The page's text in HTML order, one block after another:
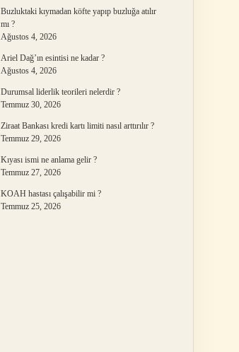
Buzluktaki kıymadan köfte yapıp buzluğa atılır
mı ?
Ağustos 4, 2026
Ariel Dağ’ın esintisi ne kadar ?
Ağustos 4, 2026
Durumsal liderlik teorileri nelerdir ?
Temmuz 30, 2026
Ziraat Bankası kredi kartı limiti nasıl arttırılır ?
Temmuz 29, 2026
Kıyası ismi ne anlama gelir ?
Temmuz 27, 2026
KOAH hastası çalışabilir mi ?
Temmuz 25, 2026